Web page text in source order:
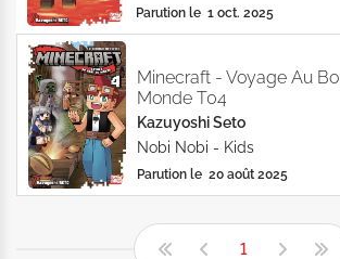
Parution le 1 oct. 2025
Minecraft - Voyage Au
Monde T04
Kazuyoshi Seto
Nobi Nobi - Kids
Parution le 20 août 2025
1